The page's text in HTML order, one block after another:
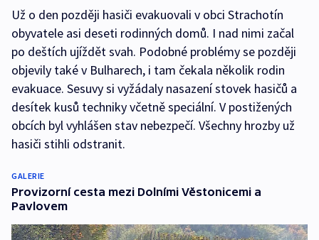
Už o den později hasiči evakuovali v obci Strachotín
obyvatele asi deseti rodinných domů. I nad nimi začal
po deštích ujíždět svah. Podobné problémy se později
objevily také v Bulharech, i tam čekala několik rodin
evakuace. Sesuvy si vyžádaly nasazení stovek hasičů a
desítek kusů techniky včetně speciální. V postižených
obcích byl vyhlášen stav nebezpečí. Všechny hrozby už
hasiči stihli odstranit.
GALERIE
Provizorní cesta mezi Dolními Věstonicemi a
Pavlovem